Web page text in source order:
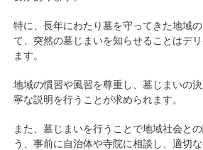
特に、長年にわたり墓を守ってきた地域
て、突然の墓じまいを知らせることはデ
ます。
地域の慣習や風習を尊重し、墓じまいの
寧な説明を行うことが求められます。
また、墓じまいを行うことで地域社会と
う、事前に自治体や寺院に相談し、適切